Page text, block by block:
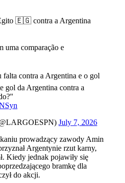
🇪🇬 contra a Argentina
uma comparação e
contra a Argentina e o gol
gol da Argentina contra a
July 7, 2026
prowadzący zawody Amin
Argentynie rzut karny,
Kiedy jednak pojawiły się
bramkę dla
do akcji.